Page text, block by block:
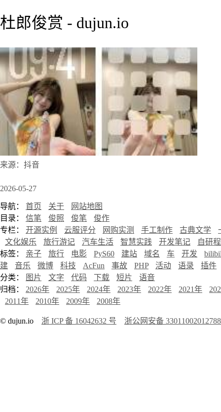
杜郎俊赏 - dujun.io
来源：抖音
2026-05-27
导航： 首页 关于
网站地图
目录： 信笔 俊照 俊笔
俊作
专栏： 开源实例 云服评分 网购实测 手工制作 古典文学
文化娱乐
旅行游记 汽车生活 智慧实践 开发笔记
自研
标签： 亲子 旅行 电影 PyS60 建站 域名 车 开发
建
音乐 微博 科技 AcFun 事故 PHP 活动 语录
插件
分类：
图片 文字 代码 下载 短片
语音
归档： 2026年 2025年 2024年 2023年 2022年 2021年
2011年
2010年 2009年 2008年
© dujun.io 浙 ICP 备 16042632 号 浙公网安备